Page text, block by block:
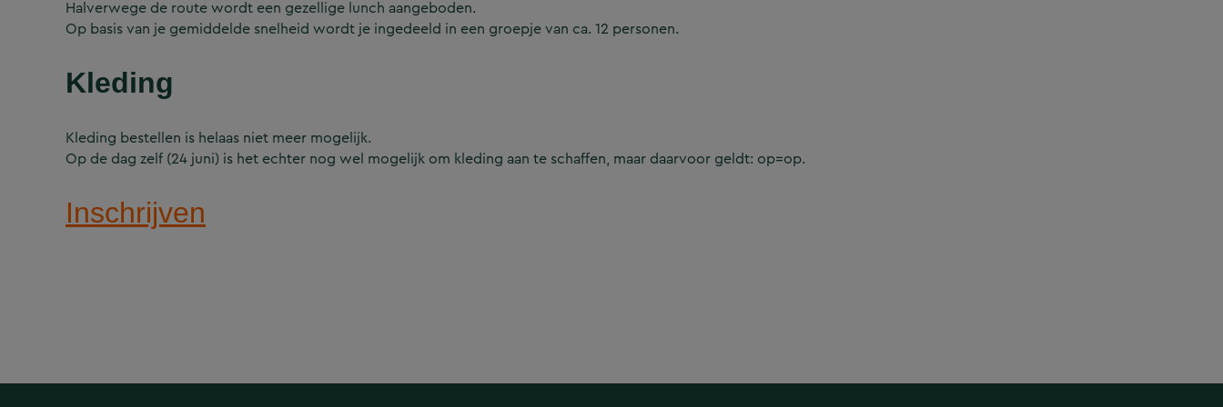
Halverwege de route wordt een gezellige lunch aangeboden.
Op basis van je gemiddelde snelheid wordt je ingedeeld in een groepje van ca. 12 personen.
Kleding
Kleding bestellen is helaas niet meer mogelijk.
Op de dag zelf (24 juni) is het echter nog wel mogelijk om kleding aan te schaffen, maar daarvoor geldt: op=op.
Inschrijven